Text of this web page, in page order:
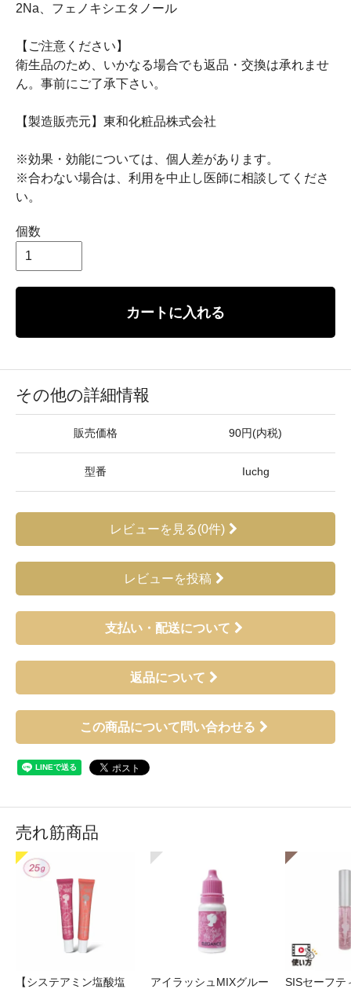
2Na、フェノキシエタノール
【ご注意ください】
衛生品のため、いかなる場合でも返品・交換は承れませ
ん。事前にご了承下さい。
【製造販売元】東和化粧品株式会社
※効果・効能については、個人差があります。
※合わない場合は、利用を中止し医師に相談してくださ
い。
個数
カートに入れる
その他の詳細情報
販売価格 90円(内税)
型番 Iuchg
レビューを見る(0件)
レビューを投稿
支払い・配送について
返品について
この商品について問い合わせる
売れ筋商品
【システアミン塩酸塩
アイラッシュMIXグルー
SISセーフテ